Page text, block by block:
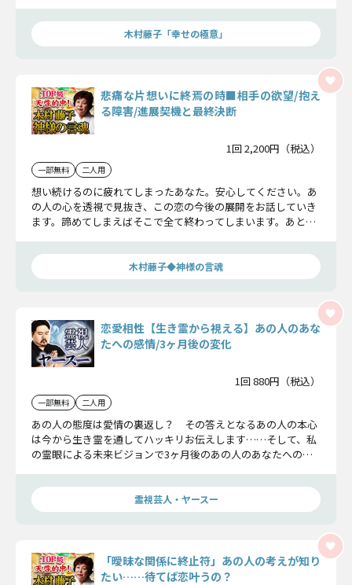
木村藤子「幸せの極意」
悲痛な片想いに終焉の時■相手の欲望/抱え
る障害/進展契機と最終決断
1回 2,200円（税込）
一部無料 二人用
想い続けるのに疲れてしまったあなた。安心してください。あ
の人の心を透視で見抜き、この恋の今後の展開をお話していき
ます。諦めてしまえばそこで全て終わってしまいます。あと少
木村藤子◆神様の言魂
恋愛相性【生き霊から視える】あの人のあな
たへの感情/3ヶ月後の変化
1回 880円（税込）
一部無料 二人用
あの人の態度は愛情の裏返し？ その答えとなるあの人の本心
は今から生き霊を通してハッキリお伝えします……そして、私
の霊眼による未来ビジョンで3ヶ月後のあの人のあなたへの気
しょう。
霊視芸人・ヤースー
「曖昧な関係に終止符」あの人の考えが知り
たい……待てば恋叶うの？